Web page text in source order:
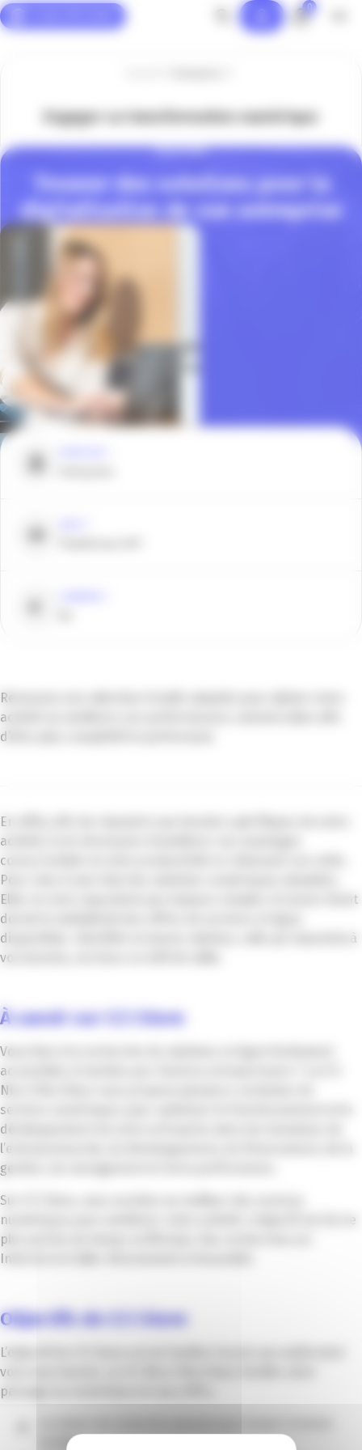
0
Engager sa transformation numérique
SOLUTIONS
Trouver des solutions pour la
digitalisation de son entreprise
Retrouvez une sélection d’outils adaptés pour piloter votre
activité ou améliorer vos performances commerciales afin
d’être plus compétitif et performant.
En effet, afin de répondre aux besoins spécifiques de votre
activité, il est nécessaire d’améliorer vos avantages
concurrentiels et votre productivité en réduisant vos coûts.
Pour cela, il vous faut des solutions numériques adaptées.
Elles ne sont cependant pas toujours simples à trouver étant
donné la multiplicité des offres de services en ligne
disponibles. Identifier la bonne solution, celle qui répondra à
vos besoins, est donc un défi de taille.
À savoir sur CCI Store
Vous êtes à la recherche de solutions en ligne facilement
accessibles et testées par d’autres entrepreneurs ? La CCI
Nice Côte d’Azur vous propose plusieurs centaines de
services numériques pour optimiser le fonctionnement et le
développement de votre entreprise dans les domaines de
l’entrepreneuriat, du développement, du financement, de la
gestion, du management et de la performance.
Sur CCI Store, vous accédez au meilleur des services
numériques pour améliorer votre activité. L’objectif est de ne
plus perdre de temps à effectuer des recherches sur
Internet et d’aller directement à l’essentiel.
Objectifs de CCI Store
L’objectif de CCI Store est de faciliter l’accès aux outils dont
vous avez besoin. La CCI Nice Côte d’Azur facilite votre
passage au numérique et vous offre :
solution ;
Panneau de gestion des cookies